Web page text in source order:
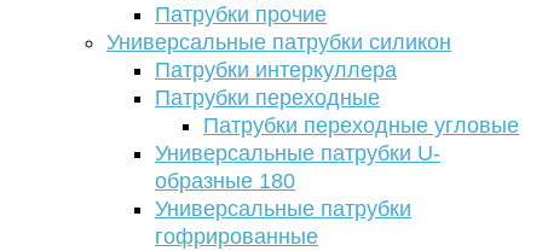
Патрубки прочие
Универсальные патрубки силикон
Патрубки интеркуллера
Патрубки переходные
Патрубки переходные угловые
Универсальные патрубки U-
образные 180
Универсальные патрубки
гофрированные